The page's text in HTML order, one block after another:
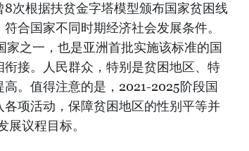
次根据扶贫金字塔模型颁布国家贫困线
合国家不同时期经济社会发展条件。
之一，也是亚洲首批实施该标准的国
接。人民群众，特别是贫困地区、特
。值得注意的是，2021-2025阶段国
项活动，保障贫困地区的性别平等并
议程目标。